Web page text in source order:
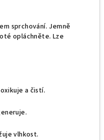
sprchování. Jemně
opláchněte. Lze
a čistí.
vlhkost.